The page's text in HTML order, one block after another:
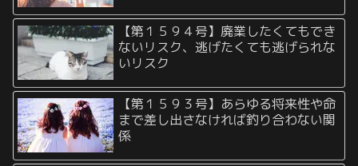
【第１５９４号】廃業したくてもでき
ないリスク、逃げたくても逃げられな
いリスク
【第１５９３号】あらゆる将来性や命
まで差し出さなければ釣り合わない関
係